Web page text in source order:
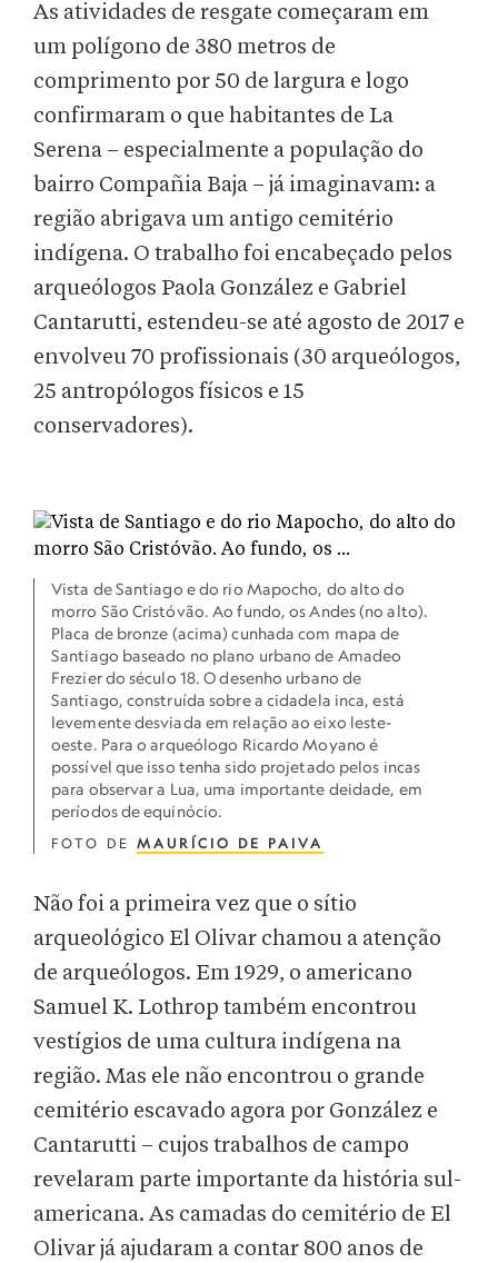
As atividades de resgate começaram em
um polígono de 380 metros de
comprimento por 50 de largura e logo
confirmaram o que habitantes de La
Serena – especialmente a população do
bairro Compañia Baja – já imaginavam: a
região abrigava um antigo cemitério
indígena. O trabalho foi encabeçado pelos
arqueólogos Paola González e Gabriel
Cantarutti, estendeu-se até agosto de 2017 e
envolveu 70 profissionais (30 arqueólogos,
25 antropólogos físicos e 15
conservadores).
Vista de Santiago e do rio Mapocho, do alto do
morro São Cristóvão. Ao fundo, os Andes (no alto).
Placa de bronze (acima) cunhada com mapa de
Santiago baseado no plano urbano de Amadeo
Frezier do século 18. O desenho urbano de
Santiago, construída sobre a cidadela inca, está
levemente desviada em relação ao eixo leste-
oeste. Para o arqueólogo Ricardo Moyano é
possível que isso tenha sido projetado pelos incas
para observar a Lua, uma importante deidade, em
períodos de equinócio.
FOTO DE MAURÍCIO DE PAIVA
Não foi a primeira vez que o sítio
arqueológico El Olivar chamou a atenção
de arqueólogos. Em 1929, o americano
Samuel K. Lothrop também encontrou
vestígios de uma cultura indígena na
região. Mas ele não encontrou o grande
cemitério escavado agora por González e
Cantarutti – cujos trabalhos de campo
revelaram parte importante da história sul-
americana. As camadas do cemitério de El
Olivar já ajudaram a contar 800 anos de